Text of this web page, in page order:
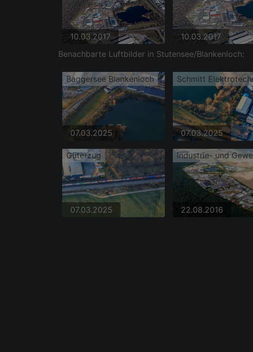
10.03.2017 10.03.2017
Benachbarte Luftbilder in Stutensee/Blankenloch:
Baggersee Blankenloch
07.03.2025 07.03.2025
Güterzug
07.03.2025 22.08.2016